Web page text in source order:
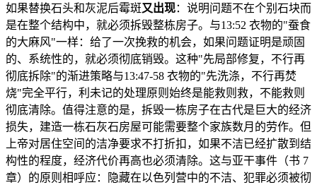
如果替换石头和灰泥后霉斑又出现：说明问题不在个别石块而
是在整个结构中，就必须拆毁整栋房子。与13:52 衣物的"蚕食
的大麻风"一样：给了一次挽救的机会，如果问题证明是顽固
的、系统性的，就必须彻底销毁。这种"先局部修复，不行再
彻底拆除"的渐进策略与13:47-58 衣物的"先洗涤，不行再焚
烧"完全平行，利未记的处理原则始终是能救则救，不能救则
彻底清除。值得注意的是，拆毁一栋房子在古代是巨大的经济
损失，建造一栋石灰石房屋可能需要整个家族数月的劳作。但
上帝对居住空间的洁净要求不打折扣，如果不洁已经扩散到结
构性的程度，经济代价再高也必须清除。这与亚干事件（书 7
章）的原则相呼应：隐藏在以色列营中的不洁、犯罪必须被彻